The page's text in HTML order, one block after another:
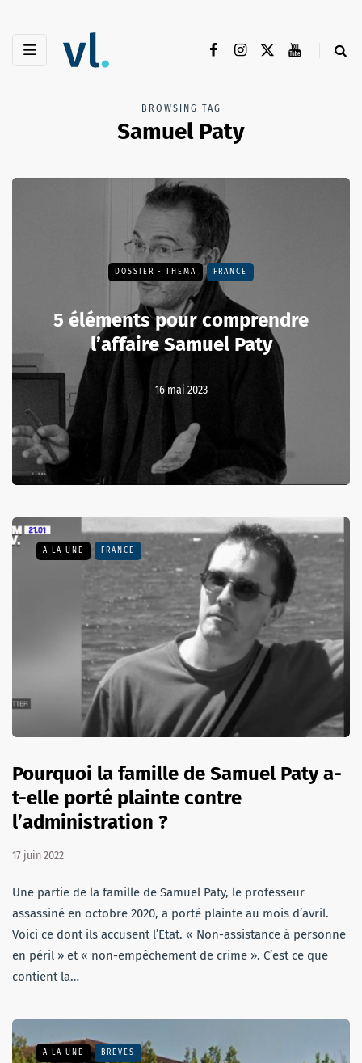
BROWSING TAG
Samuel Paty
DOSSIER - THEMA FRANCE
5 éléments pour comprendre
l’affaire Samuel Paty
16 mai 2023
A LA UNE FRANCE
Pourquoi la famille de Samuel Paty a-
t-elle porté plainte contre
l’administration ?
17 juin 2022
Une partie de la famille de Samuel Paty, le professeur
assassiné en octobre 2020, a porté plainte au mois d’avril.
Voici ce dont ils accusent l’Etat. « Non-assistance à personne
en péril » et « non-empêchement de crime ». C’est ce que
contient la…
A LA UNE BRÈVES